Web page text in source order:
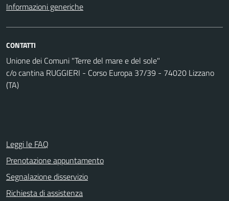
Informazioni generiche
CONTATTI
Unione dei Comuni "Terre del mare e del sole"
c/o cantina RUGGIERI - Corso Europa 37/39 - 74020 Lizzano
(TA)
Leggi le FAQ
Prenotazione appuntamento
Segnalazione disservizio
Richiesta di assistenza